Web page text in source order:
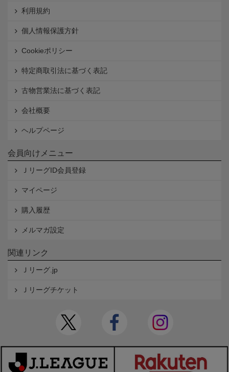
利用規約
個人情報保護方針
Cookieポリシー
特定商取引法に基づく表記
古物営業法に基づく表記
会社概要
ヘルプページ
会員向けメニュー
ＪリーグID会員登録
マイページ
購入履歴
メルマガ設定
関連リンク
Ｊリーグ.jp
Ｊリーグチケット